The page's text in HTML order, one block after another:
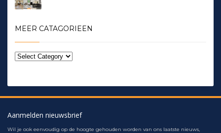
MEER CATAGORIEEN
Aanmelden nieuwsbrief
Wil je ook eenvoudig op de hoogte gehouden worden van ons laatste nieuws,